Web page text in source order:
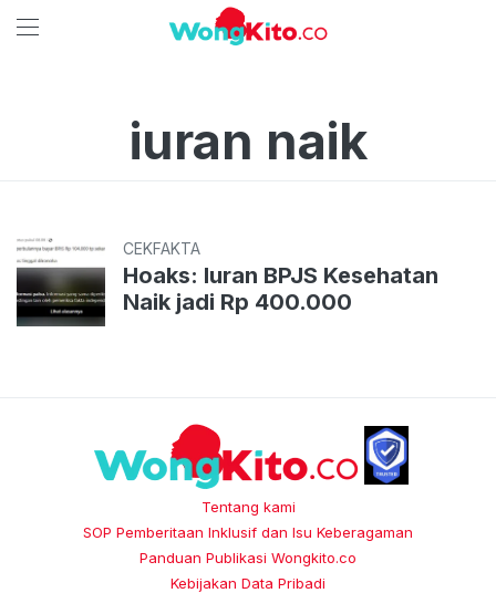
iuran naik
CEKFAKTA
Hoaks: Iuran BPJS Kesehatan
Naik jadi Rp 400.000
Tentang kami
SOP Pemberitaan Inklusif dan Isu Keberagaman
Panduan Publikasi Wongkito.co
Kebijakan Data Pribadi